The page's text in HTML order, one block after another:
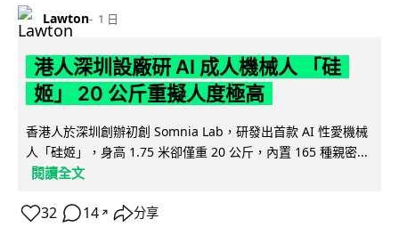
Lawton 1 日
港人深圳設廠研 AI 成人機械人 「硅
姬」 20 公斤重擬人度極高
香港人於深圳創辦初創 Somnia Lab，研發出首款 AI 性愛機械
人「硅姬」，身高 1.75 米卻僅重 20 公斤，內置 165 種親密...
閱讀全文
32 14 ↗ 分享